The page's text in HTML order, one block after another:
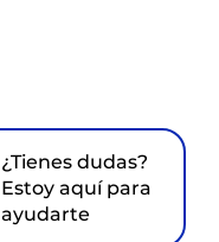
¿Tienes dudas?
Estoy aquí para
ayudarte